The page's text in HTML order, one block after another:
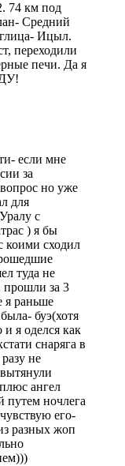
74 км под
Средний
Ицыл.
переходили
печи. Да я
если мне
за
но уже
для
с
) я бы
коими сходил
туда не
прошли за 3
я раньше
буэ(хотя
я оделся как
снаряга в
не
ангел
путем ночлега
его-
разных жоп